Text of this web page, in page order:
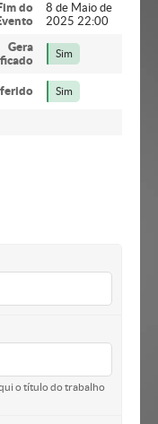
Fim do
8 de Maio de
2025 22:00
Gera
Sim
Sim
o título do trabalho